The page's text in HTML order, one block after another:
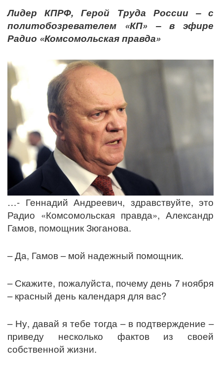
Лидер КПРФ, Герой Труда России – с
политобозревателем «КП» – в эфире
Радио «Комсомольская правда»
…- Геннадий Андреевич, здравствуйте, это
Радио «Комсомольская правда», Александр
Гамов, помощник Зюганова.
– Да, Гамов – мой надежный помощник.
– Скажите, пожалуйста, почему день 7 ноября
– красный день календаря для вас?
– Ну, давай я тебе тогда – в подтверждение –
приведу несколько фактов из своей
собственной жизни.